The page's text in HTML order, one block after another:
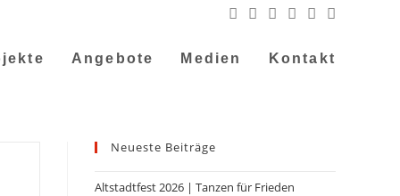
Angebote Medien Kontakt
Neueste Beiträge
Altstadtfest 2026 | Tanzen für Frieden